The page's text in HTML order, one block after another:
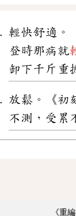
輕快舒適。
登時那病就
卸下千斤重
放鬆。《初
不測，受累
《重